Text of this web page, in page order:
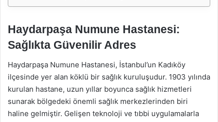
Haydarpaşa Numune Hastanesi:
Sağlıkta Güvenilir Adres
Haydarpaşa Numune Hastanesi, İstanbul’un Kadıköy
ilçesinde yer alan köklü bir sağlık kuruluşudur. 1903 yılında
kurulan hastane, uzun yıllar boyunca sağlık hizmetleri
sunarak bölgedeki önemli sağlık merkezlerinden biri
haline gelmiştir. Gelişen teknoloji ve tıbbi uygulamalarla